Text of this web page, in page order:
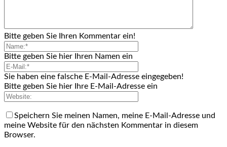
Bitte geben Sie Ihren Kommentar ein!
Bitte geben Sie hier Ihren Namen ein
Sie haben eine falsche E-Mail-Adresse eingegeben!
Bitte geben Sie hier Ihre E-Mail-Adresse ein
Speichern Sie meinen Namen, meine E-Mail-Adresse und
meine Website für den nächsten Kommentar in diesem
Browser.